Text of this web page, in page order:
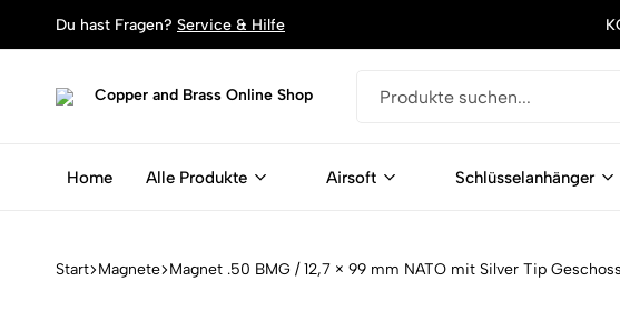
Du hast Fragen? Service & Hilfe
Online
Schlüsselanhänger,
Magente
Home Alle Produkte Airsoft Schlüsselanhänger
Start Magnete Magnet .50 BMG / 12,7 × 99 mm NATO mit Silver Tip Geschoss